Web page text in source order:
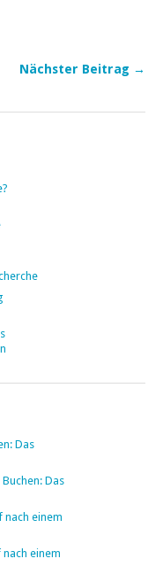
Nächster Beitrag →
Das
Das
nach einem
nach einem